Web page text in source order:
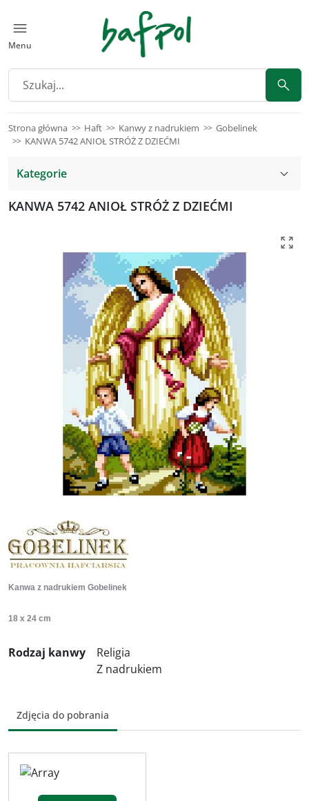
Menu
Strona główna Haft Kanwy z nadrukiem
Gobelinek
KANWA 5742 ANIOŁ STRÓŻ Z DZIEĆMI
Kategorie
KANWA 5742 ANIOŁ STRÓŻ Z DZIEĆMI
Kanwa z nadrukiem Gobelinek
18 x 24 cm
Rodzaj kanwy
Religia
Z nadrukiem
Zdjęcia do pobrania